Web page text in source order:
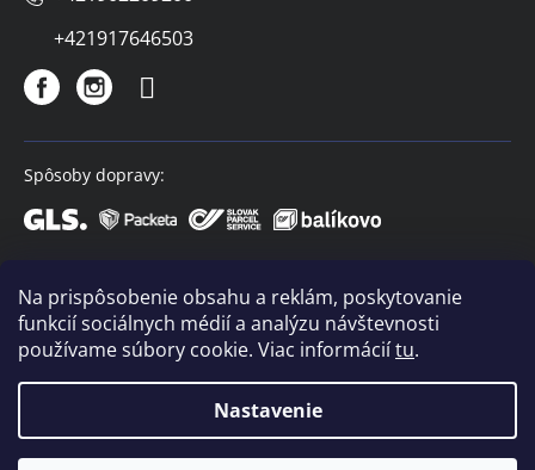
Na prispôsobenie obsahu a reklám, poskytovanie
funkcií sociálnych médií a analýzu návštevnosti
používame súbory cookie. Viac informáciítu.
Nastavenie
+421917646503
Spôsoby dopravy:
Spôsoby platby:
VIVACO. Všetky práva vyhradené.